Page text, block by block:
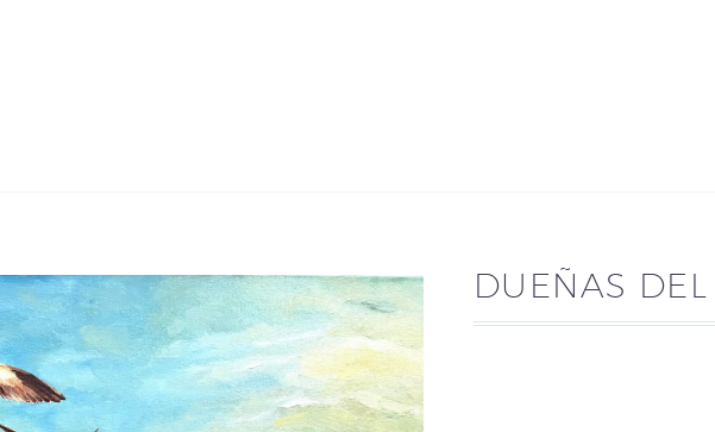
DUEÑAS